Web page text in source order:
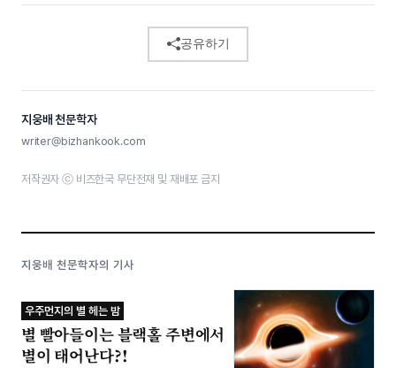
공유하기
지웅배 천문학자
writer@bizhankook.com
저작권자 ⓒ 비즈한국 무단전재 및 재배포 금지
지웅배 천문학자의 기사
우주먼지의 별 헤는 밤
별 빨아들이는 블랙홀 주변에서
별이 태어난다?!